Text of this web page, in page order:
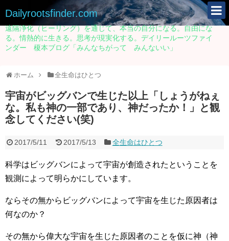
Dailyrootsfinder.com
遠隔浄化（ヒーリング）を通じて、本当の自分になる。自由にな
る。情熱的に生きる。思考が現実化する。デイリールーツファイ
ンダー 榎本ブログ「みんなちがって みんないい」
ホーム 全生命はひとつ
宇宙がビッグバンで生じた以上「しょうがねぇ
な。私も神の一部であり、神だったか！」と観
念してください(笑)
2017/5/11 2017/5/13 全生命はひとつ
科学はビッグバンによって宇宙が創造されたということを
観測によって明らかにしています。
ならその無からビッグバンによって宇宙を生じた原因者は
何なのか？
その無から偉大な宇宙を生じた原因者のことを仮に神（神